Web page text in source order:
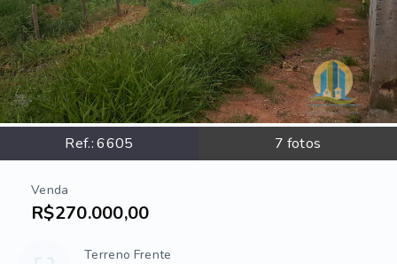
Ref.:6605 7 fotos
Venda
R$270.000,00
Terreno Frente